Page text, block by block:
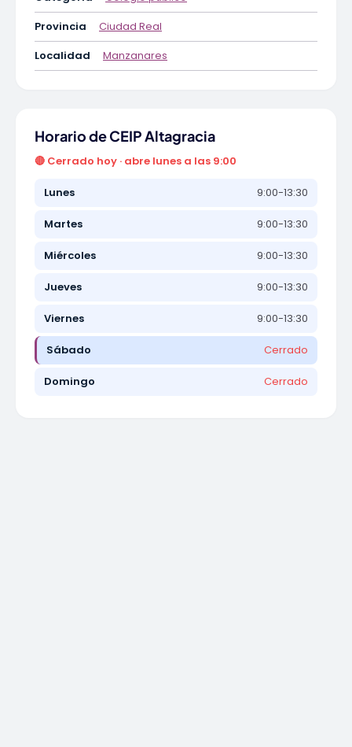
Provincia
Ciudad Real
Localidad
Manzanares
Horario de CEIP Altagracia
🔴 Cerrado hoy · abre lunes a las 9:00
Lunes 9:00-13:30
Martes 9:00-13:30
Miércoles 9:00-13:30
Jueves 9:00-13:30
Viernes 9:00-13:30
Sábado Cerrado
Domingo Cerrado